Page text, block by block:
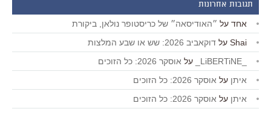
תגובות אחרונות
אחד על ״האודיסאה״ של כריסטופר נולאן, ביקורת
Shai על דוקאביב 2026: שש או שבע המלצות
על אוסקר 2026: כל הזוכים
איתן על אוסקר 2026: כל הזוכים
איתן על אוסקר 2026: כל הזוכים